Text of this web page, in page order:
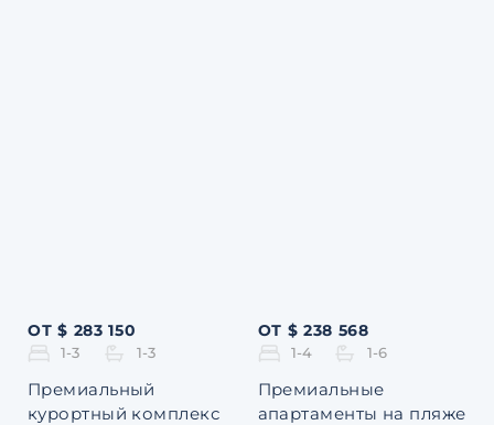
ОТ $ 283 150
1-3 1-3
Премиальный
курортный комплекс
ОТ $ 238 568
1-4 1-6
Премиальные
апартаменты на пляже